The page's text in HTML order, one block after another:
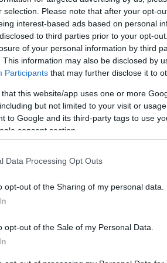
selection. Please note that after your opt-
interest-based ads based on personal
to third parties prior to your opt-
of your personal information by third
This information may also be disclosed by
Participants that may further disclose it to
that this website/app uses one or more
but not limited to your visit or
to Google and its third-party tags to use
consent section.
Data Processing Opt Outs
opt-out of the Sharing of my personal data.
opt-out of the Sale of my Personal Data.
diák jelentkezésére számítanak
és stratégiai államtitkára
két típusú - önkormányzati, illetve
folytatott - diákmunkára
de míg előbbinél legfeljebb napi
keretében kell foglalkoztatni,
szociális hozzájárulási adó
mellett a szakképzettséget
szakképzettséget nem
eltérően a vállalkozásoknál az
adó összegének csak a 75
a fennmaradó részt.
járási, vagy fővárosi kerületi